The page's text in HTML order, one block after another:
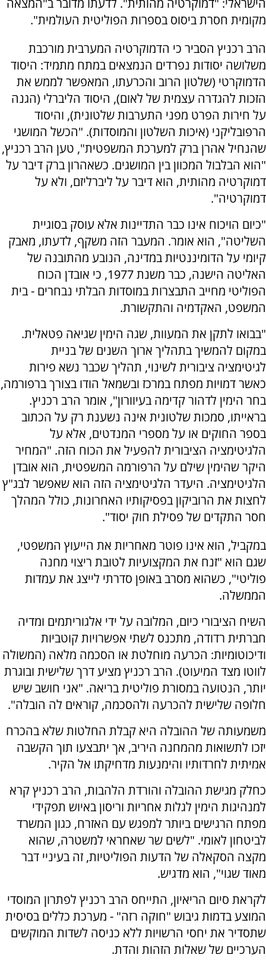
הישראלי: "דמוקרטיה מהותית". לדעתו מדובר ב"המצאה
מקומית חסרת ביסוס בספרות הפוליטית העולמית".
הרב רכניץ הסביר כי הדמוקרטיה המערבית מורכבת
משלושה יסודות נפרדים הנמצאים במתח מתמיד: היסוד
הדמוקרטי (שלטון הרוב והכרעתו, המאפשר לממש את
הזכות להגדרה עצמית של לאום), היסוד הליברלי (הגנה
על חירות הפרט מפני התערבות שלטונית), והיסוד
הרפובליקני (איכות השלטון והמוסדות). "הכשל המושגי
שהנחיל אהרן ברק למערכת המשפטית", טען הרב רכניץ,
"הוא הבלבול המכוון בין המושגים. כשאהרון ברק דיבר על
דמוקרטיה מהותית, הוא דיבר על ליברליזם, ולא על
דמוקרטיה".
"כיום הויכוח אינו כבר התדיינות אלא עוסק בסוגיית
השליטה", הוא אומר. המעבר הזה משקף, לדעתו, מאבק
קיומי על הדומיננטיות במדינה, הנובע מהתובנה של
האליטה הישנה, כבר משנת 1977, כי אובדן הכוח
הפוליטי מחייב התבצרות במוסדות הבלתי נבחרים - בית
המשפט, האקדמיה והתקשורת.
"בבואו לתקן את המעוות, שגה הימין שגיאה פטאלית.
במקום להמשיך בתהליך ארוך השנים של בניית
לגיטימציה ציבורית לשינוי, תהליך שכבר נשא פירות
כאשר דמויות מפתח במרכז ובשמאל הודו בצורך ברפורמה,
בחר הימין לדהור קדימה בעיוורון", אומר הרב רכניץ.
בראייתו, סמכות שלטונית אינה נשענת רק על הכתוב
בספר החוקים או על מספרי המנדטים, אלא על
הלגיטימציה הציבורית להפעיל את הכוח הזה. "המחיר
היקר שהימין שילם על הרפורמה המשפטית, הוא אובדן
הלגיטימציה. היעדר הלגיטימציה הזה הוא שאפשר לבג"ץ
לחצות את הרוביקון בפסיקותיו האחרונות, כולל המהלך
חסר התקדים של פסילת חוק יסוד".
במקביל, הוא אינו פוטר מאחריות את הייעוץ המשפטי,
שגם הוא "זנח את המקצועיות לטובת ריצוי מחנה
פוליטי", כשהוא מסרב באופן סדרתי לייצג את עמדות
הממשלה.
השיח הציבורי כיום, המלובה על ידי אלגוריתמים ומדיה
חברתית רדודה, מתכנס לשתי אפשרויות קוטביות
ודיכוטומיות: הכרעה מוחלטת או הסכמה מלאה (המשולה
לווטו מצד המיעוט). הרב רכניץ מציע דרך שלישית ובוגרת
יותר, הנטועה במסורת פוליטית בריאה. "אני חושב שיש
חלופה שלישית להכרעה ולהסכמה, קוראים לה הובלה".
משמעותה של ההובלה היא קבלת החלטות שלא בהכרח
יזכו לתשואות מהמחנה היריב, אך יתבצעו תוך הקשבה
אמיתית לחרדותיו והימנעות מדחיקתו אל הקיר.
כחלק מגישת ההובלה והורדת הלהבות, הרב רכניץ קרא
למנהיגות הימין לגלות אחריות וריסון באיוש תפקידי
מפתח הרגישים ביותר למפגש עם האזרח, כגון המשרד
לביטחון לאומי. "לשים שר שאחראי למשטרה, שהוא
מקצה הסקאלה של הדעות הפוליטיות, זה בעיניי דבר
מאוד שגוי", הוא מדגיש.
לקראת סיום הריאיון, התייחס הרב רכניץ לפתרון המוסדי
המוצע בדמות גיבוש "חוקה רזה" - מערכת כללים בסיסית
שתסדיר את יחסי הרשויות ללא כניסה לשדות המוקשים
הערכיים של שאלות הזהות והדת.